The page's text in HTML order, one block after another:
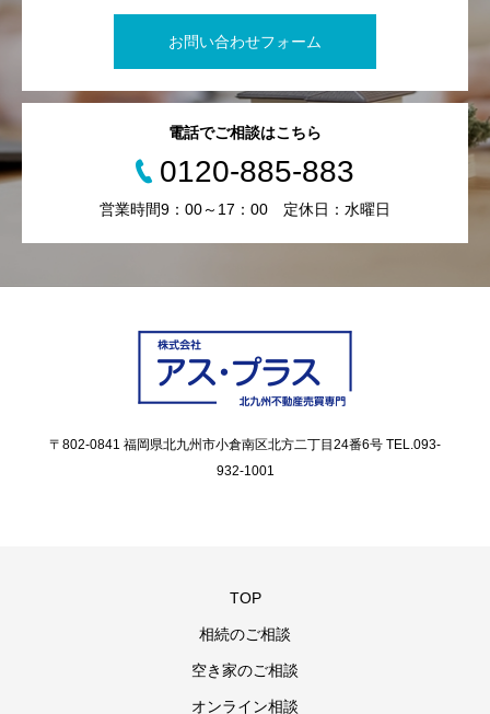
お問い合わせフォーム
電話でご相談はこちら
0120-885-883
営業時間9：00～17：00 定休日：水曜日
〒802-0841 福岡県北九州市小倉南区北方二丁目24番6号 TEL.093-
932-1001
TOP
相続のご相談
空き家のご相談
オンライン相談